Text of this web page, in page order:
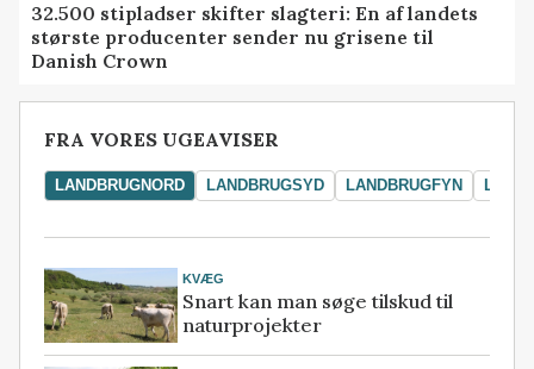
32.500 stipladser skifter slagteri: En af landets
største producenter sender nu grisene til
Danish Crown
FRA VORES UGEAVISER
LANDBRUGNORD LANDBRUGSYD LANDBRUGFYN
KVÆG
Snart kan man søge tilskud til
naturprojekter